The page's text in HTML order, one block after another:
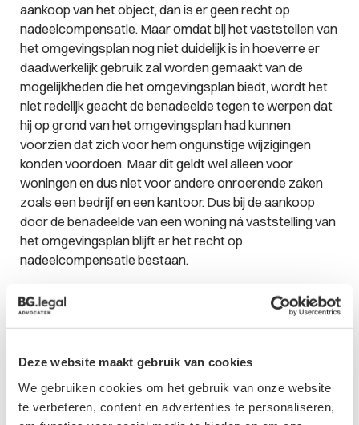
Deze website maakt gebruik van cookies
We gebruiken cookies om het gebruik van onze website
te verbeteren, content en advertenties te personaliseren,
aankoop van het object, dan is er geen recht op
nadeelcompensatie. Maar omdat bij het vaststellen van
het omgevingsplan nog niet duidelijk is in hoeverre er
daadwerkelijk gebruik zal worden gemaakt van de
mogelijkheden die het omgevingsplan biedt, wordt het
niet redelijk geacht de benadeelde tegen te werpen dat
hij op grond van het omgevingsplan had kunnen
voorzien dat zich voor hem ongunstige wijzigingen
konden voordoen. Maar dit geldt wel alleen voor
woningen en dus niet voor andere onroerende zaken
zoals een bedrijf en een kantoor. Dus bij de aankoop
door de benadeelde van een woning ná vaststelling van
het omgevingsplan blijft er het recht op
nadeelcompensatie bestaan.
Normaal maatschappelijk risico
In de huidige wetgeving is voor indirecte schade een
maatschappelijk risico. Met dit laatste wordt bedoeld
een deel van de schade die voor eigen rekening blijft. In
de rechtspraak worden overigens vaak hogere